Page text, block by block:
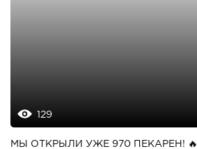
129
МЫ ОТКРЫЛИ УЖЕ 970 ПЕКАРЕН! 🔥